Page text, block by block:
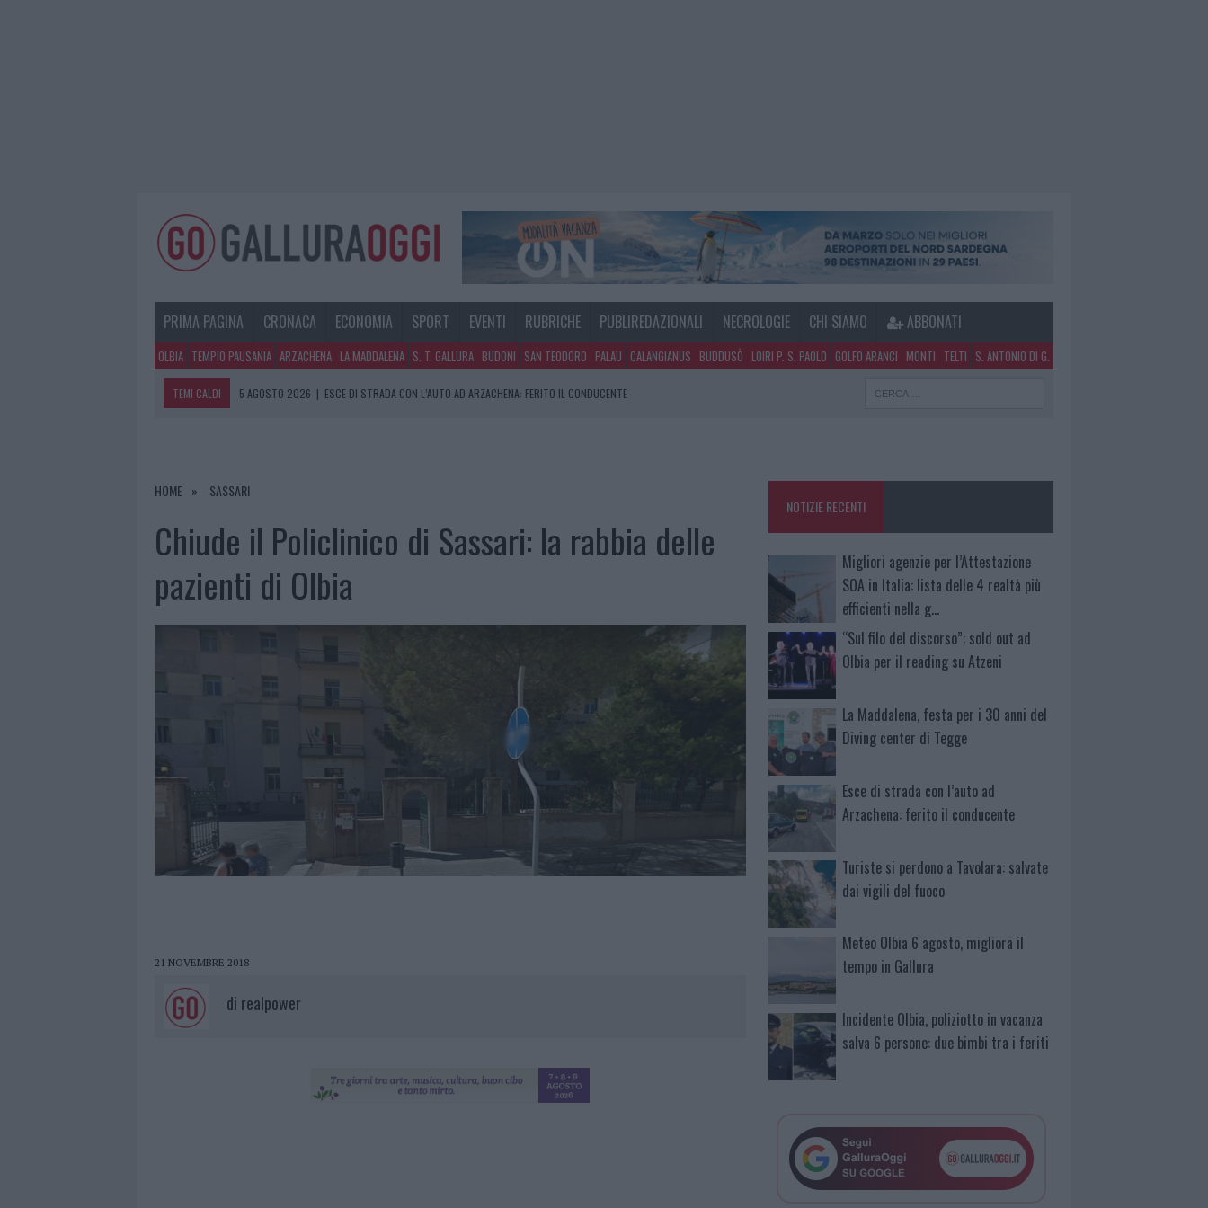
PRIMA PAGINA CRONACA ECONOMIA SPORT EVENTI RUBRICHE PUBLIREDAZIONALI NECROLOGIE CHI SIAMO ABBONATI
OLBIA TEMPIO PAUSANIA ARZACHENA LA MADDALENA S. T. GALLURA BUDONI SAN TEODORO PALAU CALANGIANUS BUDDUSÒ LOIRI P. S. PAOLO GOLFO ARANCI MONTI TELTI S. ANTONIO DI G.
TEMI CALDI 5 AGOSTO 2026 | TURISTE SI PERDONO A TAVOLARA: SALVATE DAI VIGILI DEL FUOCO
5 AGOSTO 2026
5 AGOSTO 2026
ESCE DI STRADA CON L’AUTO AD ARZACHENA: FERITO IL CONDUCENTE
HOME SASSARI
Chiude il Policlinico di Sassari: la rabbia delle
pazienti di Olbia
21 NOVEMBRE 2018
di realpower
NOTIZIE RECENTI
Migliori agenzie per l’Attestazione
SOA in Italia: lista delle 4 realtà più
efficienti nella g…
“Sul filo del discorso”: sold out ad
Olbia per il reading su Atzeni
La Maddalena, festa per i 30 anni del
Diving center di Tegge
Esce di strada con l’auto ad
Arzachena: ferito il conducente
Turiste si perdono a Tavolara: salvate
dai vigili del fuoco
Meteo Olbia 6 agosto, migliora il
tempo in Gallura
Incidente Olbia, poliziotto in vacanza
salva 6 persone: due bimbi tra i feriti